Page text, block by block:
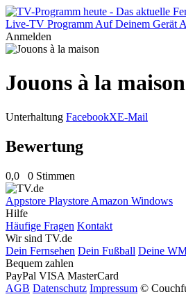
Live-TV Programm Auf Deinem Gerät
Anmelden
Jouons à la maison
Unterhaltung FacebookXE-Mail
Bewertung
0,0 0 Stimmen
Appstore Playstore Amazon Windows
Hilfe
Häufige Fragen Kontakt
Wir sind TV.de
Dein Fernsehen Dein Fußball Deine
Bequem zahlen
PayPal VISA MasterCard
AGB Datenschutz Impressum ©